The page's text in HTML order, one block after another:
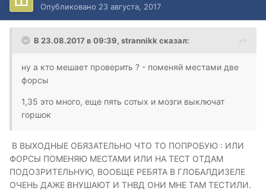
Опубликовано 23 августа, 2017
В 23.08.2017 в 09:39, strannikk сказал:
ну а кто мешает проверить ? - поменяй местами две
форсы
1,35 это много, еще пять сотых и мозги выключат
горшок
В ВЫХОДНЫЕ ОБЯЗАТЕЛЬНО ЧТО ТО ПОПРОБУЮ : ИЛИ
ФОРСЫ ПОМЕНЯЮ МЕСТАМИ ИЛИ НА ТЕСТ ОТДАМ
ПОДОЗРИТЕЛЬНУЮ, ВООБЩЕ РЕБЯТА В ГЛОБАЛДИЗЕЛЕ
ОЧЕНЬ ДАЖЕ ВНУШАЮТ И ТНВД ОНИ МНЕ ТАМ ТЕСТИЛИ.